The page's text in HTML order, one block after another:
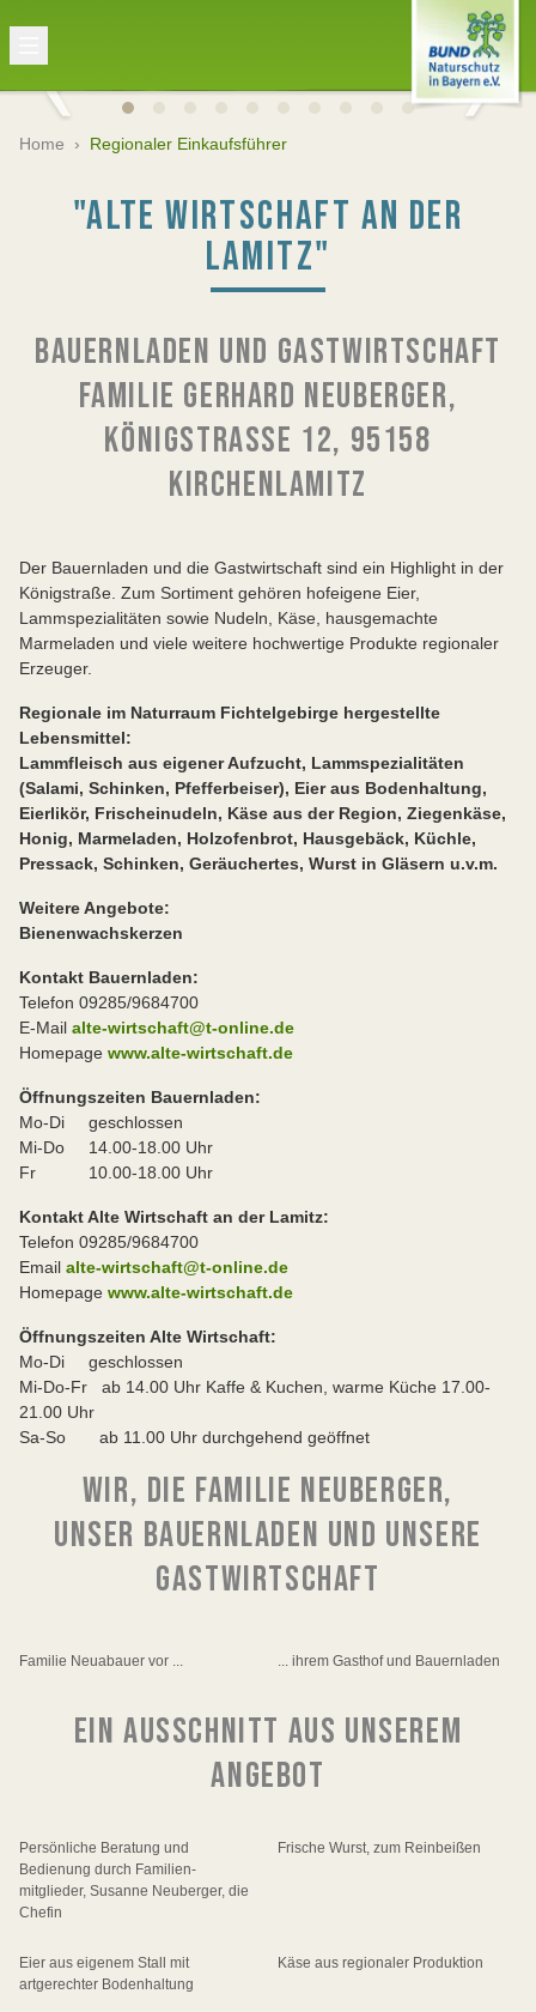
Home › Regionaler Einkaufsführer
"ALTE WIRTSCHAFT AN DER
LAMITZ"
BAUERNLADEN UND GASTWIRTSCHAFT
FAMILIE GERHARD NEUBERGER,
KÖNIGSTRASSE 12, 95158 K
IRCHENLAMITZ
Der Bauernladen und die Gastwirtschaft sind ein Highlight in der
Königstraße. Zum Sortiment gehören hofeigene Eier,
Lammspezialitäten sowie Nudeln, Käse, hausgemachte
Marmeladen und viele weitere hochwertige Produkte regionaler
Erzeuger.
Regionale im Naturraum Fichtelgebirge hergestellte
Lebensmittel:
Lammfleisch aus eigener Aufzucht, Lammspezialitäten
(Salami, Schinken, Pfefferbeiser), Eier aus Bodenhaltung,
Eierlikör, Frischeinudeln, Käse aus der Region, Ziegenkäse,
Honig, Marmeladen, Holzofenbrot, Hausgebäck, Küchle,
Pressack, Schinken, Geräuchertes, Wurst in Gläsern u.v.m.
Weitere Angebote:
Bienenwachskerzen
Kontakt Bauernladen:
Telefon 09285/9684700
E-Mail alte-wirtschaft@t-online.de
Homepage www.alte-wirtschaft.de
Öffnungszeiten Bauernladen:
Mo-Di geschlossen
Mi-Do 14.00-18.00 Uhr
Fr 10.00-18.00 Uhr
Kontakt Alte Wirtschaft an der Lamitz:
Telefon 09285/9684700
Email alte-wirtschaft@t-online.de
Homepage www.alte-wirtschaft.de
Öffnungszeiten Alte Wirtschaft:
Mo-Di geschlossen
Mi-Do-Fr ab 14.00 Uhr Kaffe & Kuchen, warme Küche 17.00-
21.00 Uhr
Sa-So ab 11.00 Uhr durchgehend geöffnet
WIR, DIE FAMILIE NEUBERGER,
UNSER BAUERNLADEN UND UNSERE
GASTWIRTSCHAFT
Familie Neuabauer vor ... ... ihrem Gasthof und Bauernladen
EIN AUSSCHNITT AUS UNSEREM
ANGEBOT
Persönliche Beratung und
Bedienung durch Familien-
mitglieder, Susanne Neuberger, die
Chefin
Frische Wurst, zum Reinbeißen
Eier aus eigenem Stall mit
artgerechter Bodenhaltung
Käse aus regionaler Produktion